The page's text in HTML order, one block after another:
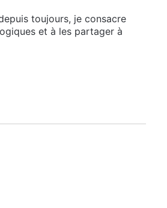
toujours, je consacre
et à les partager à